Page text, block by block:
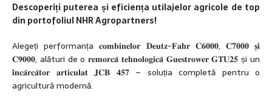
Descoperiți puterea și eficiența utilajelor agricole de top
din portofoliul NHR Agropartners!
Alegeți performanța 𝐜𝐨𝐦𝐛𝐢𝐧𝐞𝐥𝐨𝐫 𝐃𝐞𝐮𝐭𝐳-𝐅𝐚𝐡𝐫 𝐂𝟔𝟎𝟎𝟎, 𝐂𝟕𝟎𝟎𝟎 𝐬̦𝐢
𝐂𝟗𝟎𝟎𝟎, alături de o 𝐫𝐞𝐦𝐨𝐫𝐜𝐚̆ 𝐭𝐞𝐡𝐧𝐨𝐥𝐨𝐠𝐢𝐜𝐚̆ 𝐆𝐮𝐞𝐬𝐭𝐫𝐨𝐰𝐞𝐫 𝐆𝐓𝐔𝟐𝟓 și un
𝐢̂𝐧𝐜𝐚̆𝐫𝐜𝐚̆𝐭𝐨𝐫 𝐚𝐫𝐭𝐢𝐜𝐮𝐥𝐚𝐭 𝐉𝐂𝐁 𝟒𝟓𝟕 – soluția completă pentru o
agricultură modernă.